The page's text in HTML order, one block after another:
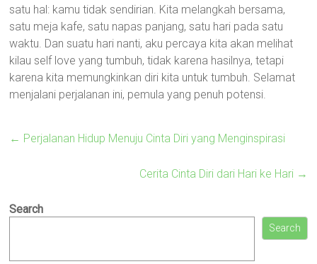
satu hal: kamu tidak sendirian. Kita melangkah bersama,
satu meja kafe, satu napas panjang, satu hari pada satu
waktu. Dan suatu hari nanti, aku percaya kita akan melihat
kilau self love yang tumbuh, tidak karena hasilnya, tetapi
karena kita memungkinkan diri kita untuk tumbuh. Selamat
menjalani perjalanan ini, pemula yang penuh potensi.
← Perjalanan Hidup Menuju Cinta Diri yang Menginspirasi
Cerita Cinta Diri dari Hari ke Hari →
Search
Search